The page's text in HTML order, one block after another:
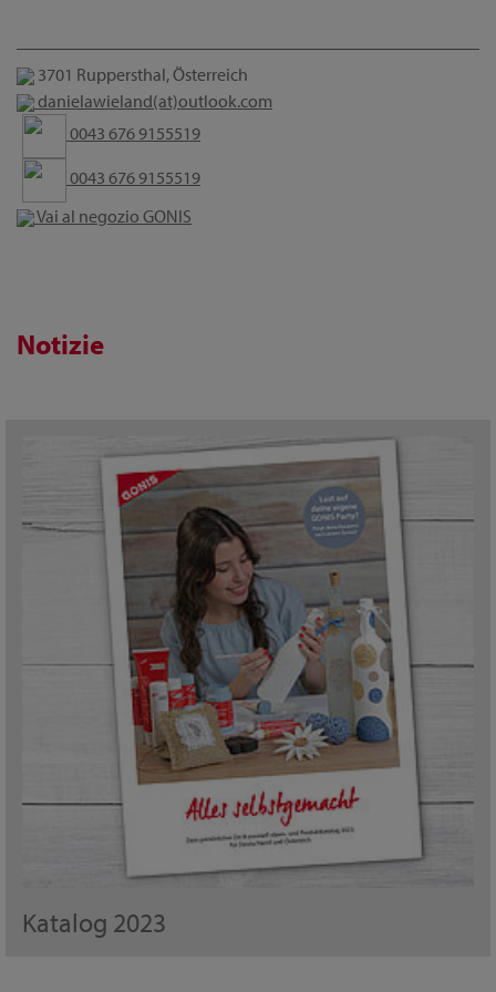
3701 Ruppersthal, Österreich
danielawieland(at)outlook.com
0043 676 9155519
0043 676 9155519
Vai al negozio GONIS
Notizie
Katalog 2023